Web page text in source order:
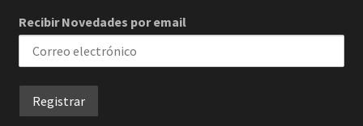
Recibir Novedades por email